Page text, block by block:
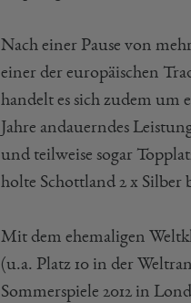
Nach einer Pause von
einer der europäischen
handelt es sich zudem
Jahre andauerndes
und teilweise sogar
holte Schottland 2 x Silber
Mit dem ehemaligen
(u.a. Platz 10 in der
Sommerspiele 2012 in